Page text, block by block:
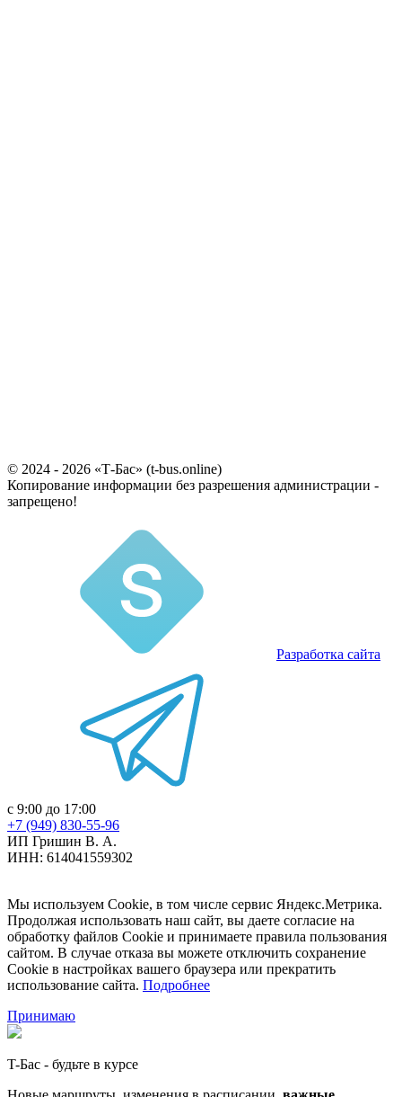
© 2024 - 2026 «Т-Бас» (t-bus.online)
Копирование информации без разрешения администрации -
запрещено!
Разработка сайта
с 9:00 до 17:00
+7 (949) 830-55-96
ИП Гришин В. А.
ИНН: 614041559302
Мы используем Cookie, в том числе сервис Яндекс.Метрика.
Продолжая использовать наш сайт, вы даете согласие на
обработку файлов Cookie и принимаете правила пользования
сайтом. В случае отказа вы можете отключить сохранение
Cookie в настройках вашего браузера или прекратить
использование сайта. Подробнее
Принимаю
T-Бас - будьте в курсе